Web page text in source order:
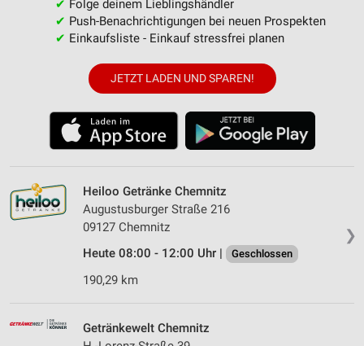
✔ Folge deinem Lieblingshändler
✔ Push-Benachrichtigungen bei neuen Prospekten
✔ Einkaufsliste - Einkauf stressfrei planen
JETZT LADEN UND SPAREN!
❯
Heiloo Getränke Chemnitz
Augustusburger Straße 216
09127 Chemnitz
Heute 08:00 - 12:00 Uhr |
Geschlossen
190,29 km
Getränkewelt Chemnitz